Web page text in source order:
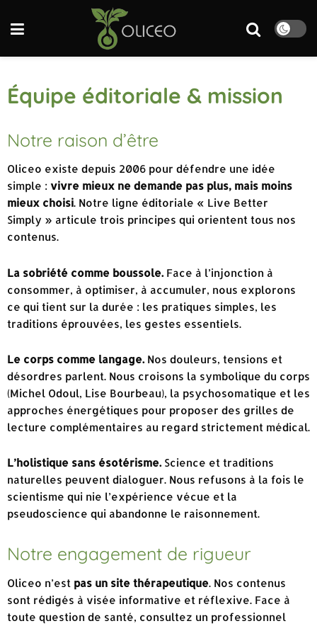
Équipe éditoriale & mission
Notre raison d’être
Oliceo existe depuis 2006 pour défendre une idée
simple : vivre mieux ne demande pas plus, mais moins
mieux choisi. Notre ligne éditoriale « Live Better
Simply » articule trois principes qui orientent tous nos
contenus.
La sobriété comme boussole.Face à l’injonction à
consommer, à optimiser, à accumuler, nous explorons
ce qui tient sur la durée : les pratiques simples, les
traditions éprouvées, les gestes essentiels.
Le corps comme langage.Nos douleurs, tensions et
désordres parlent. Nous croisons la symbolique du corps
(Michel Odoul, Lise Bourbeau), la psychosomatique et les
approches énergétiques pour proposer des grilles de
lecture complémentaires au regard strictement médical.
L’holistique sans ésotérisme.Science et traditions
naturelles peuvent dialoguer. Nous refusons à la fois le
scientisme qui nie l’expérience vécue et la
pseudoscience qui abandonne le raisonnement.
Notre engagement de rigueur
Oliceo n’est pas un site thérapeutique. Nos contenus
sont rédigés à visée informative et réflexive. Face à
toute question de santé, consultez un professionnel